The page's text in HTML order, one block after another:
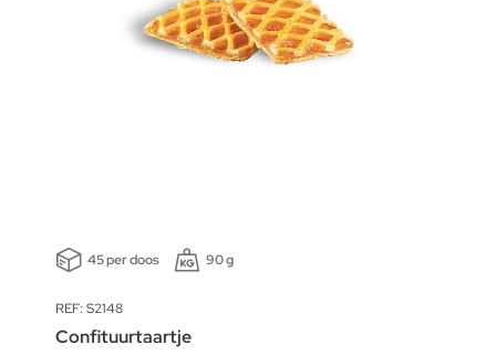
45 per doos 90 g
REF: S2148
Confituurtaartje